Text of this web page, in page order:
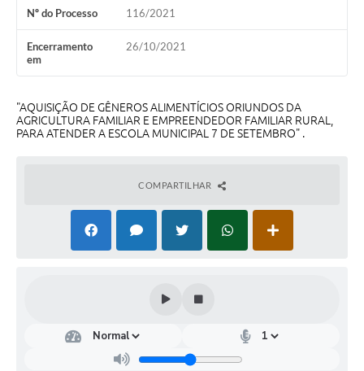
Obras
Contas Públicas
Serviços Online
Nº do Processo 116/2021
Encerramento
em
26/10/2021
"AQUISIÇÃO DE GÊNEROS ALIMENTÍCIOS ORIUNDOS DA
AGRICULTURA FAMILIAR E EMPREENDEDOR FAMILIAR RURAL,
PARA ATENDER A ESCOLA MUNICIPAL 7 DE SETEMBRO" .
COMPARTILHAR